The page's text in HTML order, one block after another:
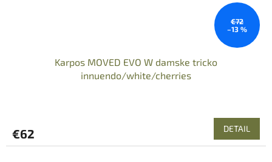
€72
–13 %
Karpos MOVED EVO W damske tricko
innuendo/white/cherries
€62 DETAIL